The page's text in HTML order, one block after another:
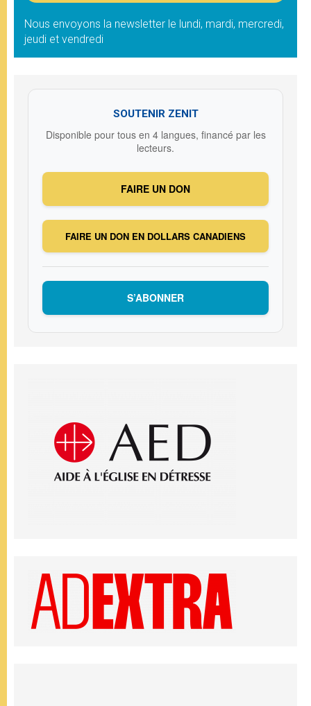
Nous envoyons la newsletter le lundi, mardi, mercredi,
jeudi et vendredi
SOUTENIR ZENIT
Disponible pour tous en 4 langues, financé par les
lecteurs.
FAIRE UN DON
FAIRE UN DON EN DOLLARS CANADIENS
S’ABONNER